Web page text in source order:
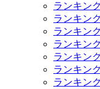
ランキン
ランキン
ランキン
ランキン
ランキン
ランキン
ランキン